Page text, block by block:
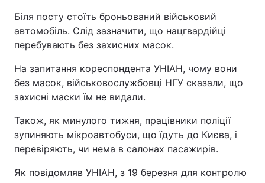
Біля посту стоїть броньований військовий
автомобіль. Слід зазначити, що нацгвардійці
перебувають без захисних масок.
На запитання кореспондента УНІАН, чому вони
без масок, військовослужбовці НГУ сказали, що
захисні маски їм не видали.
Також, як минулого тижня, працівники поліції
зупиняють мікроавтобуси, що їдуть до Києва, і
перевіряють, чи нема в салонах пасажирів.
Як повідомляв УНІАН, з 19 березня для контролю